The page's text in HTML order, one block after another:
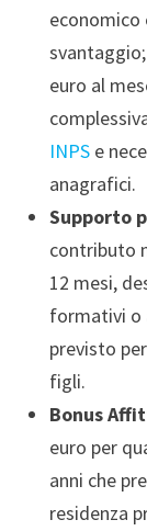
economico
euro al
INPSe
anagrafici.
Supporto
contributo
12 mesi,
formativi o
previsto
figli.
Bonus
euro per
anni che
residenza